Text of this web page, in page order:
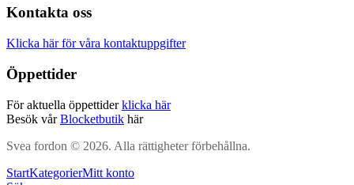
Kontakta oss
Klicka här för våra kontaktuppgifter
Öppettider
För aktuella öppettiderklicka här
Besök vårBlocketbutik här
Svea fordon © 2026. Alla rättigheter förbehållna.
StartKategorierMitt konto